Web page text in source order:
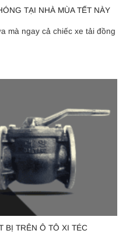
TẠI NHÀ MÙA TẾT NÀY
mà ngay cả chiếc xe tải đồng
BỊ TRÊN Ô TÔ XI TÉC